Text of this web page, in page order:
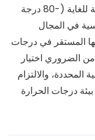
تُستخدم مُجمّدات درجات الحرارة المنخفضة للغاية (-80 درجة
في المجال
المستقر في درجات
الضروري اختيار
المحددة، والالتزام
درجات الحرارة